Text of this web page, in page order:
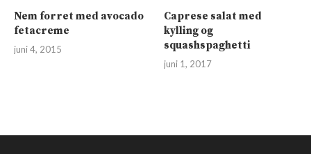
Nem forret med avocado
fetacreme
juni 4, 2015
Caprese salat med
kylling og
squashspaghetti
juni 1, 2017